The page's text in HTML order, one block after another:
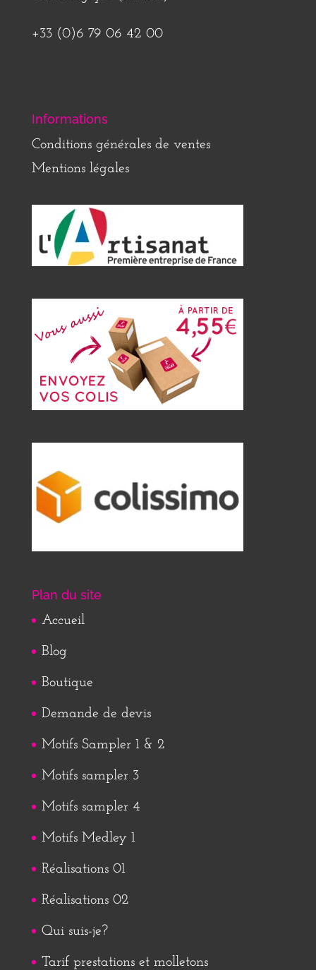
+33 (0)6 79 06 42 00
Informations
Conditions générales de ventes
Mentions légales
Plan du site
Accueil
Blog
Boutique
Demande de devis
Motifs Sampler 1 & 2
Motifs sampler 3
Motifs sampler 4
Motifs Medley 1
Réalisations 01
Réalisations 02
Qui suis-je?
Tarif prestations et molletons